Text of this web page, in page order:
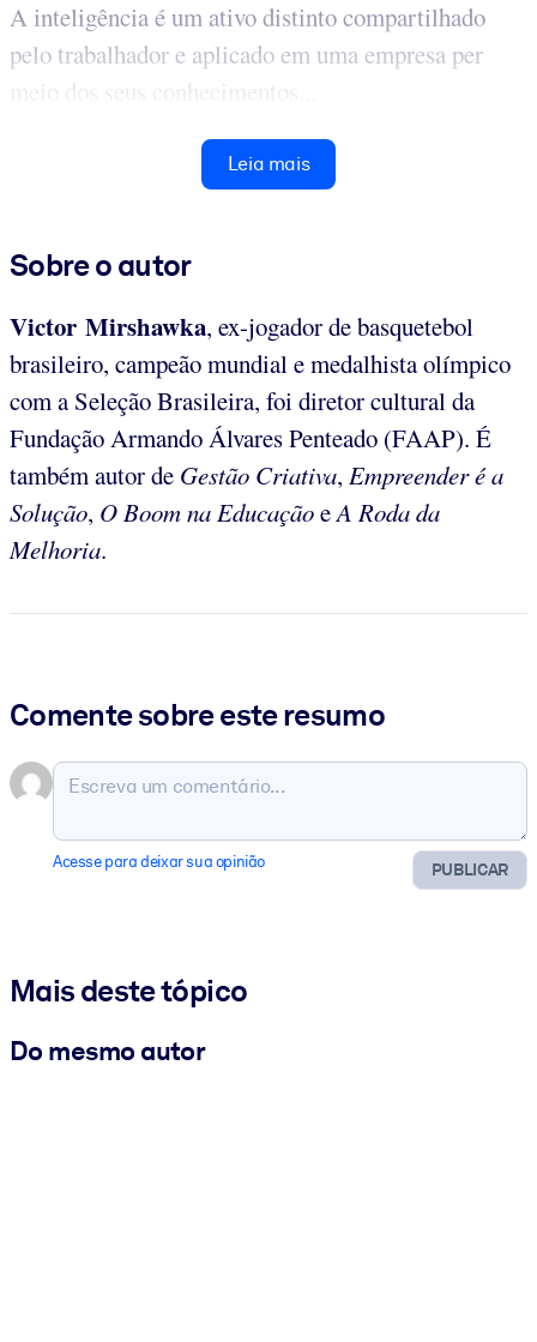
A inteligência é um ativo distinto compartilhado
pelo trabalhador e aplicado em uma empresa per
meio dos seus conhecimentos...
Leia mais
Sobre o autor
Victor Mirshawka, ex-jogador de basquetebol
brasileiro, campeão mundial e medalhista olímpico
com a Seleção Brasileira, foi diretor cultural da
Fundação Armando Álvares Penteado (FAAP). É
também autor de Gestão Criativa, Empreender é a
Solução, O Boom na EducaçãoeA Roda da
Melhoria.
Comente sobre este resumo
PUBLICAR
Acesse para deixar sua opinião
Mais deste tópico
Do mesmo autor